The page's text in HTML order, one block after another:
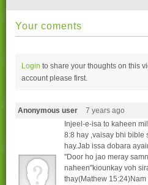
Your coments
Login to share your thoughts on this
account please first.
Anonymous user
7 years ago
Injeel-e-isa to kaheen
8:8 hay ,vaisay bhi bible
hay.Jab issa dobara
"Door ho jao meray
naheen"kiounkay voh
thay(Mathew